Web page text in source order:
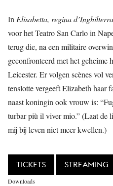
In Elisabetta, regina d’Inghilterra
voor het Teatro San Carlo in
terug die, na een militaire
geconfronteerd met het geheime
Leicester. Er volgen scènes vol
tenslotte vergeeft Elizabeth haar
naast koningin ook vrouw is:
turbar più il viver mio.” (Laat de
mij bij leven niet meer kwellen.)
TICKETS STREAMING
Downloads